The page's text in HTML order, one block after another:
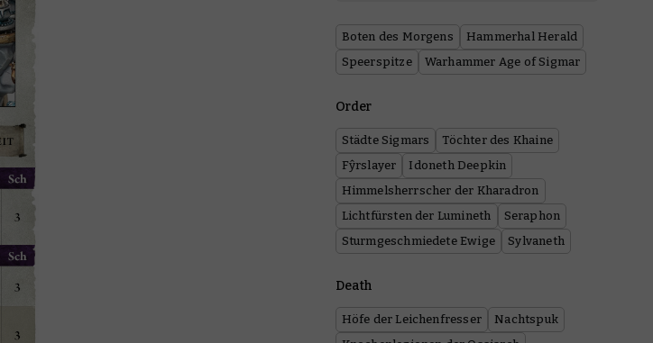
Boten des Morgens
Hammerhal Herald
Speerspitze
Warhammer Age of Sigmar
Order
Städte Sigmars
Töchter des Khaine
Fŷrslayer
Idoneth Deepkin
Himmelsherrscher der Kharadron
Lichtfürsten der Lumineth
Seraphon
Sturmgeschmiedete Ewige
Sylvaneth
Death
Höfe der Leichenfresser
Nachtspuk